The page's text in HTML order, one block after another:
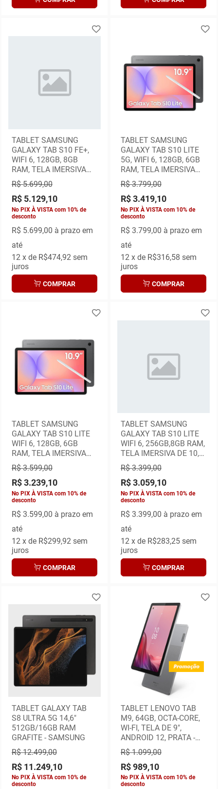
TABLET SAMSUNG
GALAXY TAB S10 FE+,
WIFI 6, 128GB, 8GB
RAM, TELA IMERSIVA
DE 13,1" 90HZ, IP68,
PRATA
R$ 5.699,00
R$ 5.129,10
No PIX À VISTA com 10% de
desconto
R$ 5.699,00 à prazo em
até
12 x de R$474,92 sem
juros
COMPRAR
TABLET SAMSUNG
GALAXY TAB S10 LITE
5G, WIFI 6, 128GB, 6GB
RAM, TELA IMERSIVA
DE 10,9" 90HZ, CINZA
R$ 3.799,00
R$ 3.419,10
No PIX À VISTA com 10% de
desconto
R$ 3.799,00 à prazo em
até
12 x de R$316,58 sem
juros
COMPRAR
TABLET SAMSUNG
GALAXY TAB S10 LITE
WIFI 6, 128GB, 6GB
RAM, TELA IMERSIVA
DE 10,9" 90HZ, CINZA
R$ 3.599,00
R$ 3.239,10
No PIX À VISTA com 10% de
desconto
R$ 3.599,00 à prazo em
até
12x de R$299,92sem
juros
COMPRAR
TABLET SAMSUNG
GALAXY TAB S10 LITE
WIFI 6, 256GB,8GB RAM,
TELA IMERSIVA DE 10,9"
90HZ, CINZA
R$ 3.399,00
R$ 3.059,10
No PIX À VISTA com 10% de
desconto
R$ 3.399,00 à prazo em
até
12x de R$283,25sem
juros
COMPRAR
TABLET GALAXY TAB
S8 ULTRA 5G 14,6"
512GB/16GB RAM
GRAFITE - SAMSUNG
R$ 12.499,00
R$ 11.249,10
No PIX À VISTA com 10% de
desconto
TABLET LENOVO TAB
M9, 64GB, OCTA-CORE,
WI-FI, TELA DE 9",
ANDROID 12, PRATA -
ZAC30198BR
R$ 1.099,00
R$ 989,10
No PIX À VISTA com 10% de
desconto